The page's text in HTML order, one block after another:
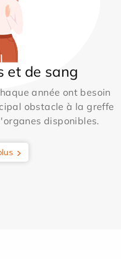
et de sang
année ont besoin
obstacle à la greffe
disponibles.